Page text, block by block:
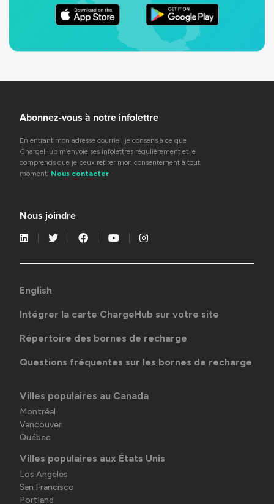
Abonnez-vous à notre infolettre
En entrant mon adresse courriel, je consens à ce que
ChargeHub m’envoie ses infolettres régulièrement et je
comprends que je peux retirer mon consentement à tout
moment. Nous contacter
Nous joindre
English
Intégrer la carte ChargeHub sur votre site
Répertoire des bornes de recharge
Questions fréquentes sur les bornes de recharge
Villes populaires au Canada
Montréal
Vancouver
Québec
Villes populaires aux États Unis
Los Angeles
San Francisco
Portland